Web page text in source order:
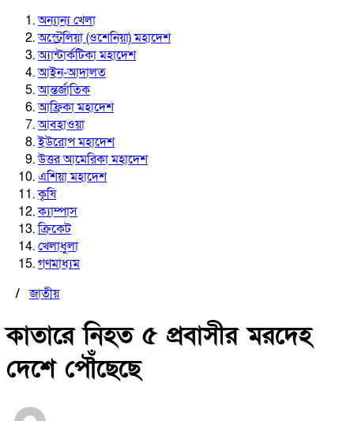
অন্যান্য খেলা
অস্ট্রেলিয়া (ওশেনিয়া) মহাদেশ
অ্যান্টার্কটিকা মহাদেশ
আইন-আদালত
আন্তর্জাতিক
আফ্রিকা মহাদেশ
আবহাওয়া
ইউরোপ মহাদেশ
উত্তর আমেরিকা মহাদেশ
এশিয়া মহাদেশ
কৃষি
ক্যাম্পাস
ক্রিকেট
খেলাধুলা
গণমাধ্যম
/জাতীয়
কাতারে নিহত ৫ প্রবাসীর মরদেহ
দেশে পৌঁছেছে